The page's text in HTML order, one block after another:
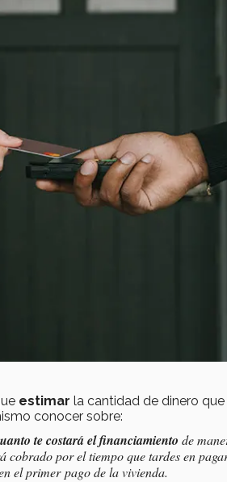
estimar la cantidad de dinero
conocer sobre:
te costará el financiamiento de
cobrado por el tiempo que tardes en
el primer pago de la vivienda.